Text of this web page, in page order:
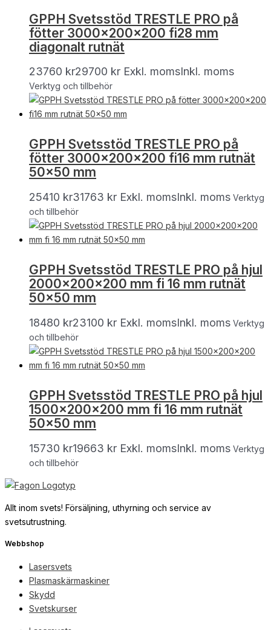
GPPH Svetsstöd TRESTLE PRO på
fötter 3000x200x200 fi28 mm
diagonalt rutnät
23760 kr29700 kr Exkl. momsInkl. moms
Verktyg och tillbehör
GPPH Svetsstöd TRESTLE PRO på
fötter 3000x200x200 fi16 mm rutnät
50×50 mm
25410 kr31763 kr Exkl. momsInkl. moms Verktyg
och tillbehör
GPPH Svetsstöd TRESTLE PRO på hjul
2000x200x200 mm fi 16 mm rutnät
50×50 mm
18480 kr23100 kr Exkl. momsInkl. moms Verktyg
och tillbehör
GPPH Svetsstöd TRESTLE PRO på hjul
1500x200x200 mm fi 16 mm rutnät
50×50 mm
15730 kr19663 kr Exkl. momsInkl. moms Verktyg
och tillbehör
Allt inom svets! Försäljning, uthyrning och service av
svetsutrustning.
Webbshop
Lasersvets
Plasmaskärmaskiner
Skydd
Svetskurser